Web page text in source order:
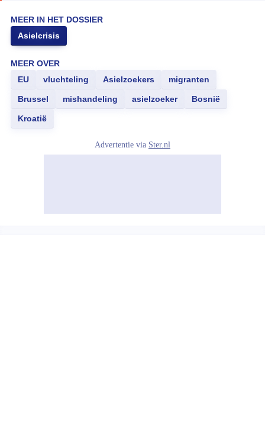
MEER IN HET DOSSIER
Asielcrisis
MEER OVER
EU
vluchteling Asielzoekers migranten
Brussel mishandeling asielzoeker Bosnië
Kroatië
Advertentie via Ster.nl